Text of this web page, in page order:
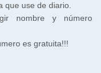
que use de diario.
nombre y número
es gratuita!!!